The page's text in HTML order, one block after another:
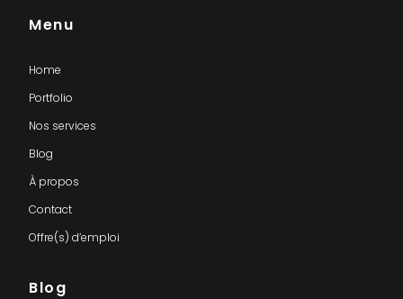
Menu
Home
Portfolio
Nos services
Blog
À propos
Contact
Offre(s) d’emploi
Blog